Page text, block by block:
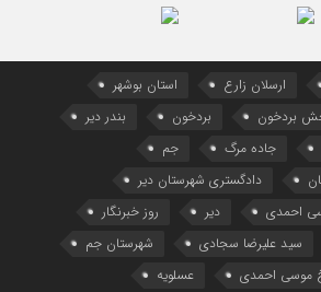
ارسلان زارع
استان بوشهر
بردخون بردخون
بندر دیر
جاده مرگ
جم
دادگستری شهرستان دیر
احمدی دیر
روز خبرنگار
سید علیرضا سجادی
شهرستان جم
موسی احمدی عسلویه